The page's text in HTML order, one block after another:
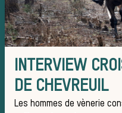
INTERVIEW
DE CHEVREUIL
Les hommes de vènerie